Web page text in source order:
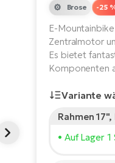
-25
Brose
E-
Zentralmotor
Es bietet
Komponenten
Variante
150
Rahmen
• Auf Lager 1